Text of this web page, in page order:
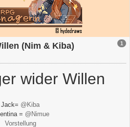
1
(Nim & Kiba)
wider Willen
Jack= @Kiba
= @Nimue
Vorstellung